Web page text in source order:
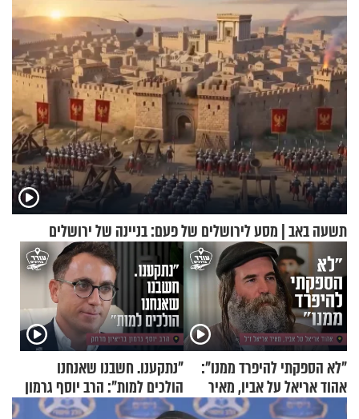
תשעה באב | מסע לירושלים של פעם: בניינה של ירושלים
"לא הספקתי להיפרד ממנו":
אהוד אריאל על אביו, מאיר
אריאל ז"ל
"נתקענו. חשבנו שאנחנו
הולכים למות": הרב יוסף גרמון
בריאיון מרתק